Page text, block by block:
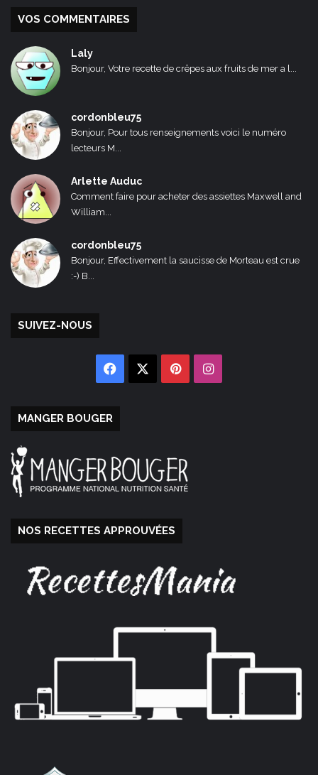
VOS COMMENTAIRES
Laly
Bonjour, Votre recette de crêpes aux fruits de mer a l...
cordonbleu75
Bonjour, Pour tous renseignements voici le numéro
lecteurs M...
Arlette Auduc
Comment faire pour acheter des assiettes Maxwell and
William...
cordonbleu75
Bonjour, Effectivement la saucisse de Morteau est crue
:-) B...
SUIVEZ-NOUS
Facebook PinterestInstagram
MANGER BOUGER
NOS RECETTES APPROUVÉES